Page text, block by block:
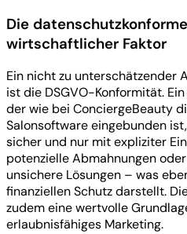
Die
wirtschaftlicher Faktor
Ein nicht zu unterschätzender
ist die DSGVO-Konformität.
der wie bei ConciergeBeauty
Salonsoftware eingebunden
sicher und nur mit expliziter
potenzielle Abmahnungen
unsichere Lösungen – was
finanziellen Schutz darstellt.
zudem eine wertvolle
erlaubnisfähiges Marketing.